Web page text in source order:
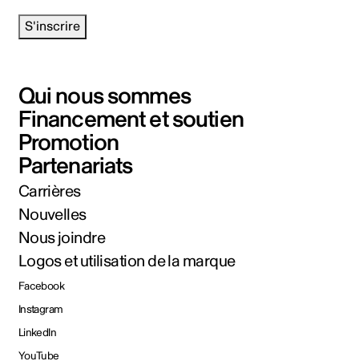
S'inscrire
Qui nous sommes
Financement et soutien
Promotion
Partenariats
Carrières
Nouvelles
Nous joindre
Logos et utilisation de la marque
Facebook
Instagram
LinkedIn
YouTube